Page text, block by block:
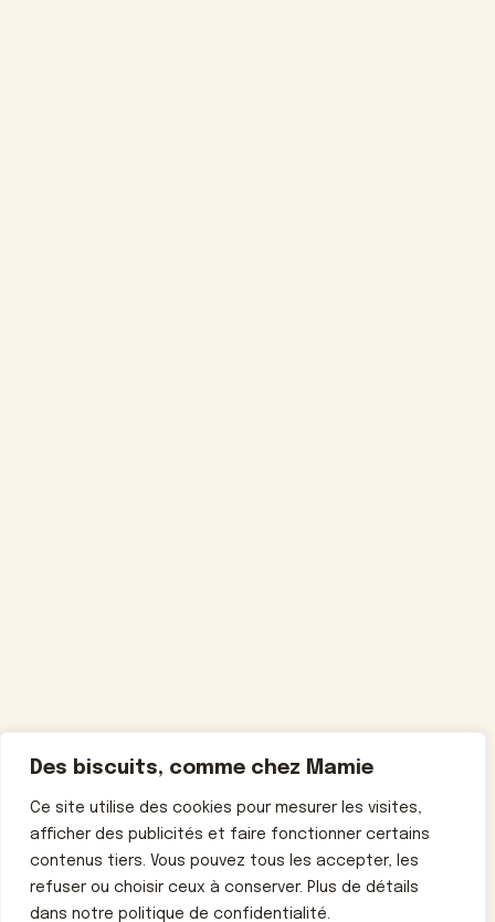
Des biscuits, comme chez Mamie
Ce site utilise des cookies pour mesurer les visites,
afficher des publicités et faire fonctionner certains
contenus tiers. Vous pouvez tous les accepter, les
refuser ou choisir ceux à conserver. Plus de détails
dans notre politique de confidentialité.